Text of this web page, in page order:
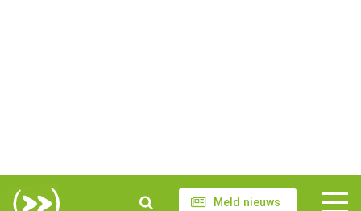
Meld nieuws